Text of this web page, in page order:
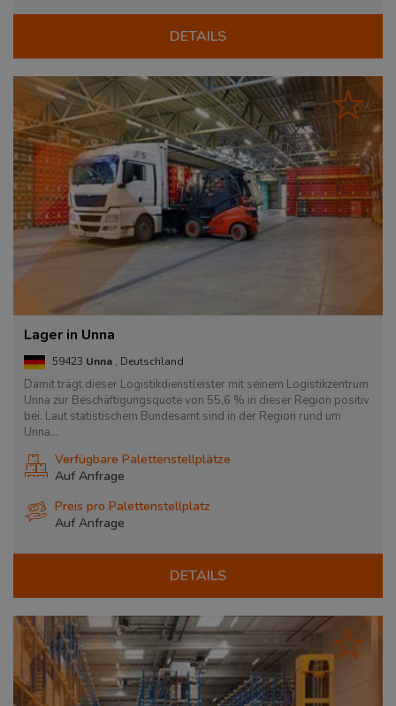
DETAILS
Lager in Unna
59423 Unna , Deutschland
Damit trägt dieser Logistikdienstleister mit seinem Logistikzentrum
Unna zur Beschäftigungsquote von 55,6 % in dieser Region positiv
bei. Laut statistischem Bundesamt sind in der Region rund um
Unna...
Verfügbare Palettenstellplätze
Auf Anfrage
Preis pro Palettenstellplatz
Auf Anfrage
DETAILS